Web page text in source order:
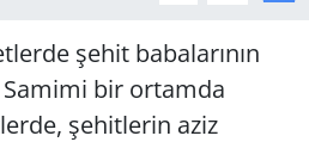
şehit babalarının
Samimi bir ortamda
şehitlerin aziz